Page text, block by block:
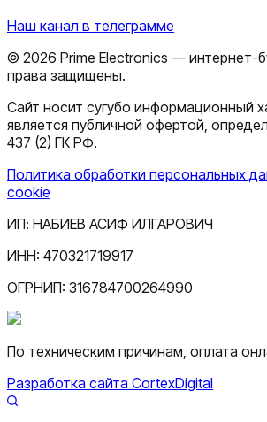
Наш канал в телеграмме
© 2026 Prime Electronics — интернет-
права защищены.
Сайт носит сугубо информационный
является публичной офертой,
437 (2) ГК РФ.
Политика обработки персональных
cookie
ИП: НАБИЕВ АСИФ ИЛГАРОВИЧ
ИНН: 470321719917
ОГРНИП: 316784700264990
По техническим причинам, оплата
Разработка сайта CortexDigital